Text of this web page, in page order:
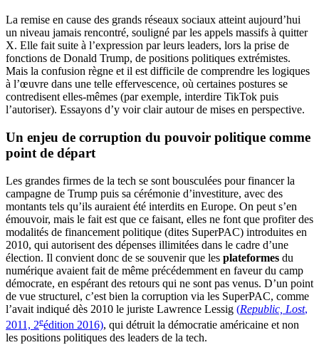
La remise en cause des grands réseaux sociaux atteint aujourd’hui
un niveau jamais rencontré, souligné par les appels massifs à quitter
X. Elle fait suite à l’expression par leurs leaders, lors la prise de
fonctions de Donald Trump, de positions politiques extrémistes.
Mais la confusion règne et il est difficile de comprendre les logiques
à l’œuvre dans une telle effervescence, où certaines postures se
contredisent elles-mêmes (par exemple, interdire TikTok puis
l’autoriser). Essayons d’y voir clair autour de mises en perspective.
Un enjeu de corruption du pouvoir politique comme
point de départ
Les grandes firmes de la tech se sont bousculées pour financer la
campagne de Trump puis sa cérémonie d’investiture, avec des
montants tels qu’ils auraient été interdits en Europe. On peut s’en
émouvoir, mais le fait est que ce faisant, elles ne font que profiter des
modalités de financement politique (dites SuperPAC) introduites en
2010, qui autorisent des dépenses illimitées dans le cadre d’une
élection. Il convient donc de se souvenir que les plateformes du
numérique avaient fait de même précédemment en faveur du camp
démocrate, en espérant des retours qui ne sont pas venus. D’un point
de vue structurel, c’est bien la corruption via les SuperPAC, comme
l’avait indiqué dès 2010 le juriste Lawrence Lessig (Republic, Lost,
2011, 2eédition 2016), qui détruit la démocratie américaine et non
les positions politiques des leaders de la tech.